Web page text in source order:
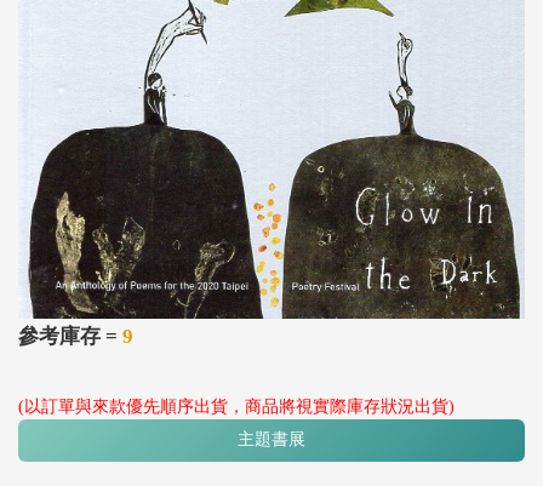
參考庫存 = 9
(以訂單與來款優先順序出貨，商品將視實際庫存狀況出貨)
主題書展